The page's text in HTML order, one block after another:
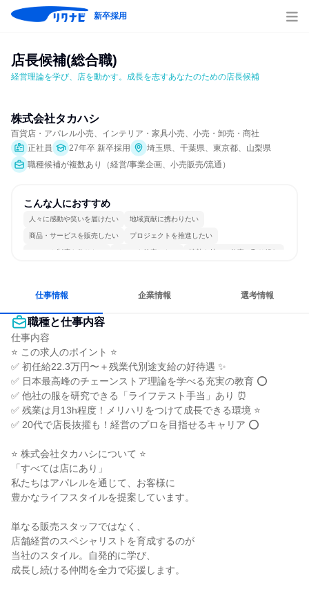
新卒採用
店長候補(総合職)
経営理論を学び、店を動かす。成長を志すあなたのための店長候補
株式会社タカハシ
百貨店・アパレル小売、インテリア・家具小売、小売・卸売・商社
正社員
27年卒 新卒採用
埼玉県、千葉県、東京都、山梨県
職種候補が複数あり（経営/事業企画、小売販売/流通）
こんな人におすすめ
人々に感動や笑いを届けたい 地域貢献に携わりたい
商品・サービスを販売したい プロジェクトを推進したい
ルールや制度を作りたい チームを統率したい 情熱を持って仕事に取り組む
仕事情報 企業情報 選考情報
職種と仕事内容
仕事内容
⭐ この求人のポイント ⭐
✅ 初任給22.3万円〜＋残業代別途支給の好待遇 ✨
✅ 日本最高峰のチェーンストア理論を学べる充実の教育 ⭕
✅ 他社の服を研究できる「ライフテスト手当」あり ⏰
✅ 残業は月13h程度！メリハリをつけて成長できる環境 ⭐
✅ 20代で店長抜擢も！経営のプロを目指せるキャリア ⭕
⭐ 株式会社タカハシについて ⭐
「すべては店にあり」
私たちはアパレルを通じて、お客様に
豊かなライフスタイルを提案しています。
単なる販売スタッフではなく、
店舗経営のスペシャリストを育成するのが
当社のスタイル。自発的に学び、
成長し続ける仲間を全力で応援します。